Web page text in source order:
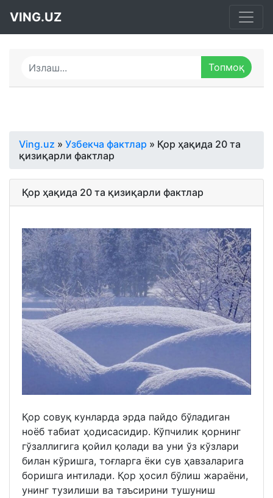
VING.UZ
Ving.uz » Узбекча фактлар » Қор ҳақида 20 та
қизиқарли фактлар
Қор ҳақида 20 та қизиқарли фактлар
Қор совуқ кунларда эрда пайдо бўладиган
ноёб табиат ҳодисасидир. Кўпчилик қорнинг
гўзаллигига қойил қолади ва уни ўз кўзлари
билан кўришга, тоғларга ёки сув ҳавзаларига
боришга интилади. Қор ҳосил бўлиш жараёни,
унинг тузилиши ва таъсирини тушуниш